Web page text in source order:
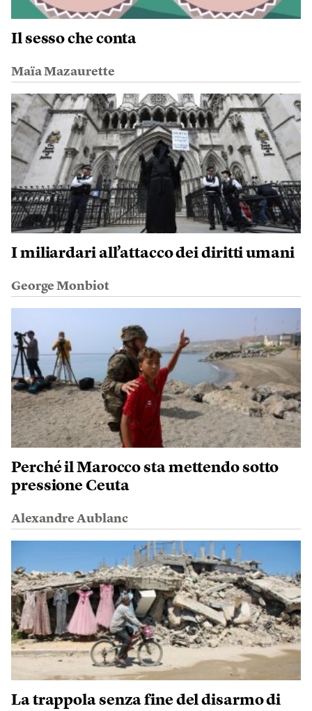
Il sesso che conta
Maïa Mazaurette
I miliardari all’attacco dei diritti umani
George Monbiot
Perché il Marocco sta mettendo sotto
pressione Ceuta
Alexandre Aublanc
La trappola senza fine del disarmo di